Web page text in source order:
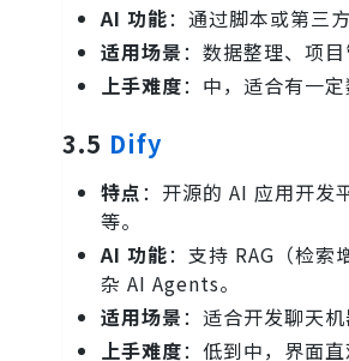
AI 功能：通过脚本或第三
适用场景：数据整理、项
上手难度：中，适合有一
3.5 Dify
特点 ：开源的 AI 应用开发
等。
AI 功能：支持 RAG（检
杂 AI Agents。
适用场景：适合开发聊天
上手难度：低到中，界面